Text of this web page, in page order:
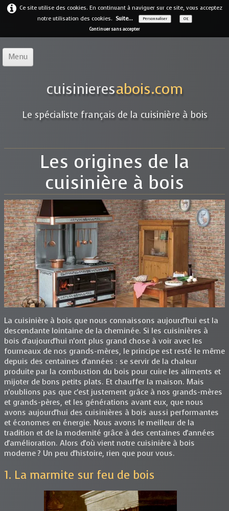
Ce site utilise des cookies. En continuant à naviguer sur ce site, vous acceptez
notre utilisation des cookies. Suite... Personnaliser OK
Continuer sans accepter
Menu
Notre offre▼
Notre entreprise
Galerie▼
Marques ▼
Contact
cuisinieresabois.com
Le spécialiste français de la cuisinière à bois
Les origines de la
cuisinière à bois
La cuisinière à bois que nous connaissons aujourd'hui est la
descendante lointaine de la cheminée. Si les cuisinières à
bois d'aujourd'hui n'ont plus grand chose à voir avec les
fourneaux de nos grands-mères, le principe est resté le même
depuis des centaines d'années : se servir de la chaleur
produite par la combustion du bois pour cuire les aliments et
mijoter de bons petits plats. Et chauffer la maison. Mais
n'oublions pas que c'est justement grâce à nos grands-mères
et grands-pères, et les générations avant eux, que nous
avons aujourd'hui des cuisinières à bois aussi performantes
et économes en énergie. Nous avons le meilleur de la
tradition et de la modernité grâce à des centaines d'années
d'amélioration. Alors d'où vient notre cuisinière à bois
moderne ? Un peu d'histoire, rien que pour vous.
1. La marmite sur feu de bois